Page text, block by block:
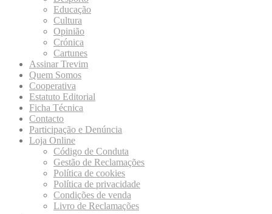
Educação
Cultura
Opinião
Crónica
Cartunes
Assinar Trevim
Quem Somos
Cooperativa
Estatuto Editorial
Ficha Técnica
Contacto
Participação e Denúncia
Loja Online
Código de Conduta
Gestão de Reclamações
Política de cookies
Política de privacidade
Condições de venda
Livro de Reclamações